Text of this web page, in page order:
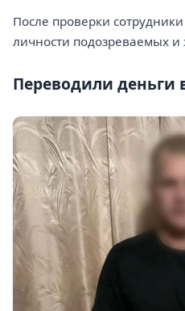
После проверки
личности подозреваемых и
Переводили деньги